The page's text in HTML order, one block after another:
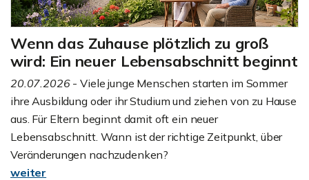
Wenn das Zuhause plötzlich zu groß
wird: Ein neuer Lebensabschnitt beginnt
20.07.2026- Viele junge Menschen starten im Sommer
ihre Ausbildung oder ihr Studium und ziehen von zu Hause
aus. Für Eltern beginnt damit oft ein neuer
Lebensabschnitt. Wann ist der richtige Zeitpunkt, über
Veränderungen nachzudenken?
weiter